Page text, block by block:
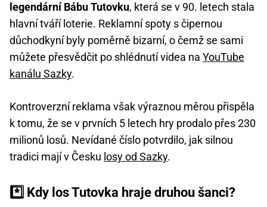
legendární Bábu Tutovku, která se v 90. letech stala
hlavní tváří loterie. Reklamní spoty s čipernou
důchodkyní byly poměrně bizarní, o čemž se sami
můžete přesvědčit po shlédnutí videa na YouTube
kanálu Sazky.
Kontroverzní reklama však výraznou měrou přispěla
k tomu, že se v prvních 5 letech hry prodalo přes 230
milionů losů. Nevídané číslo potvrdilo, jak silnou
tradici mají v Česku losy od Sazky.
*️⃣ Kdy los Tutovka hraje druhou šanci?